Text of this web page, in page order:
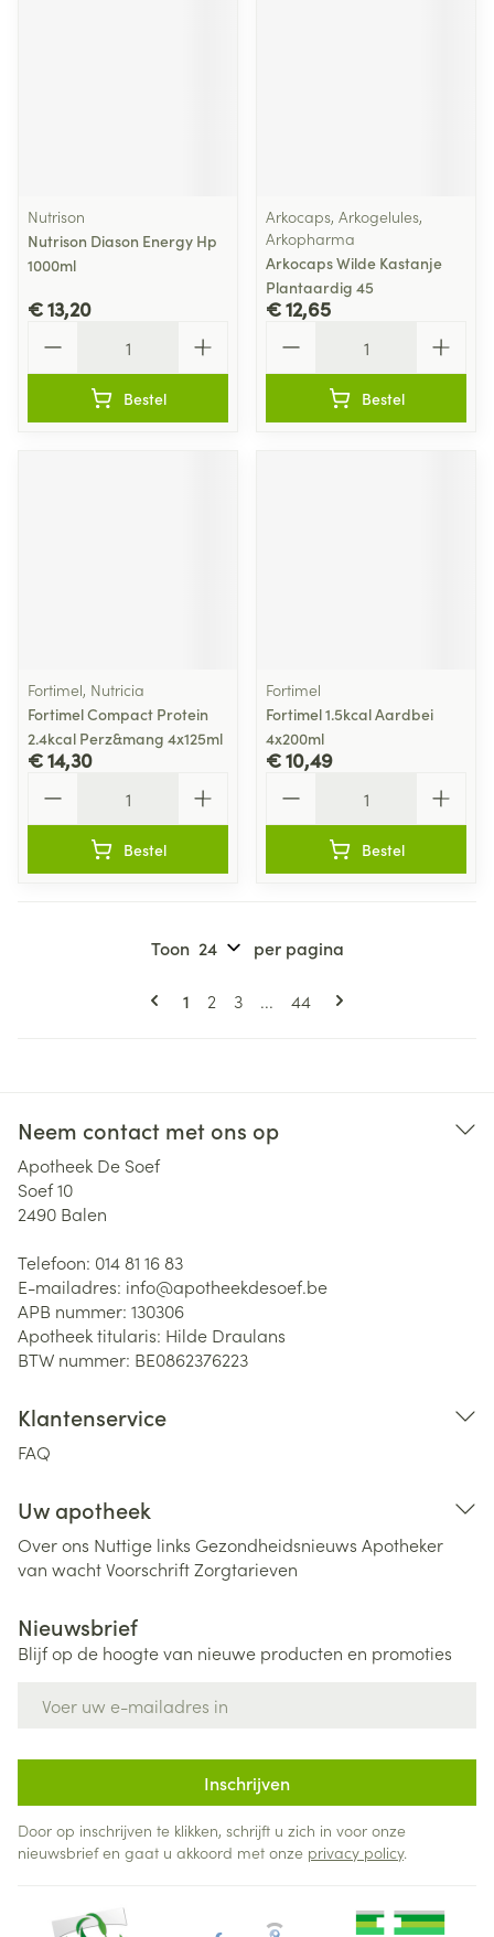
Nutrison
Nutrison Diason Energy Hp
1000ml
€ 13,20
Bestel
Arkocaps, Arkogelules,
Arkopharma
Arkocaps Wilde Kastanje
Plantaardig 45
€ 12,65
Bestel
Fortimel, Nutricia
Fortimel Compact Protein
2.4kcal Perz&mang 4x125ml
€ 14,30
Bestel
Fortimel
Fortimel 1.5kcal Aardbei
4x200ml
€ 10,49
Bestel
Pagina's
U lees momenteel pagina
1 Pagina
2 Pagina
3 ... Pagina
44
Toon per pagina
Neem contact met ons op
Apotheek De Soef
Soef 10
2490 Balen
Telefoon: 014 81 16 83
E-mailadres: info@apotheekdesoef.be
APB nummer: 130306
Apotheek titularis: Hilde Draulans
BTW nummer: BE0862376223
Klantenservice
FAQ
Uw apotheek
Over ons Nuttige links Gezondheidsnieuws Apotheker
van wachtVoorschriftZorgtarieven
Nieuwsbrief
Blijf op de hoogte van nieuwe producten en promoties
Inschrijven
Door op inschrijven te klikken, schrijft u zich in voor onze
nieuwsbrief en gaat u akkoord met onze privacy policy.